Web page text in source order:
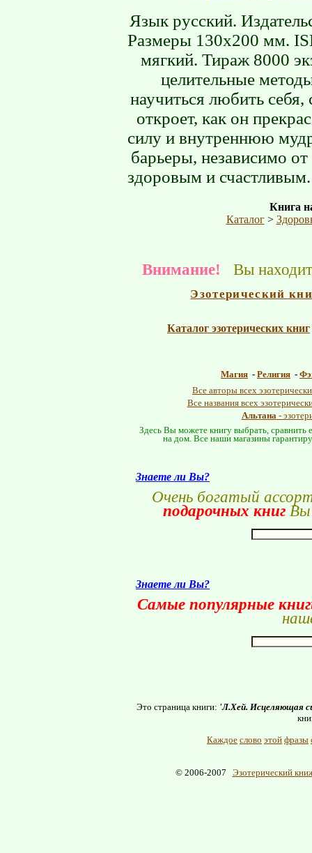
Язык русский.
Размеры 130х200 мм.
мягкий. Тираж 8000
целительные
научиться любить
откроет, как он
силу и внутреннюю
барьеры, независимо
здоровым и
Книга
Каталог>
Внимание! Вы
Эзотерический
Каталог эзотерических книг
Магия - Религия -
Все авторы всех
Все названия всех
Альтана-
Здесь Вы можете книгу выбрать, сравнить
на дом. Все наши магазины
Знаете ли Вы?
Очень богатый
подарочных книгВы
Знаете ли Вы?
Самые популярные
Это страница книги: 'Л.Хей. Исцеляющая
Каждое слово этой фразы
© 2006-2007 Эзотерический